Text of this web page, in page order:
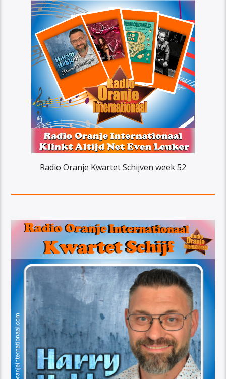
Radio Oranje Kwartet Schijven week 52